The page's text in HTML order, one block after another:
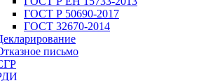
ГОСТ Р 50690-2017
ГОСТ 32670-2014
письмо